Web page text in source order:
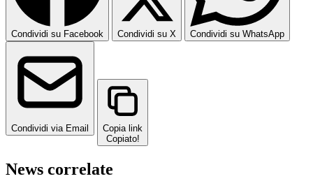
Condividi su Facebook Condividi su X Condividi su WhatsApp
Condividi via Email
Copia link
Copiato!
News correlate